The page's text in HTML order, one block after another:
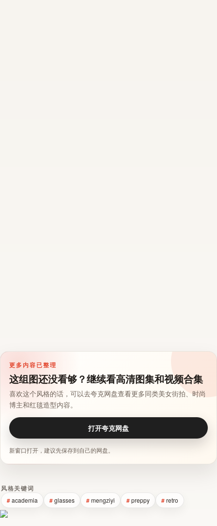
更多内容已整理
这组图还没看够？继续看高清图集和视频合集
喜欢这个风格的话，可以去夸克网盘查看更多同类美女街拍、时尚
博主和红毯造型内容。
打开夸克网盘
新窗口打开，建议先保存到自己的网盘。
风格关键词
academia glasses mengziyi preppy retro